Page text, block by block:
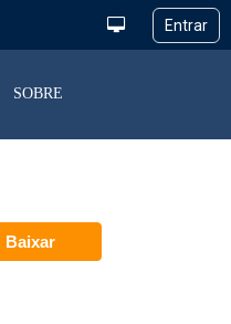
SOBRE
Baixar